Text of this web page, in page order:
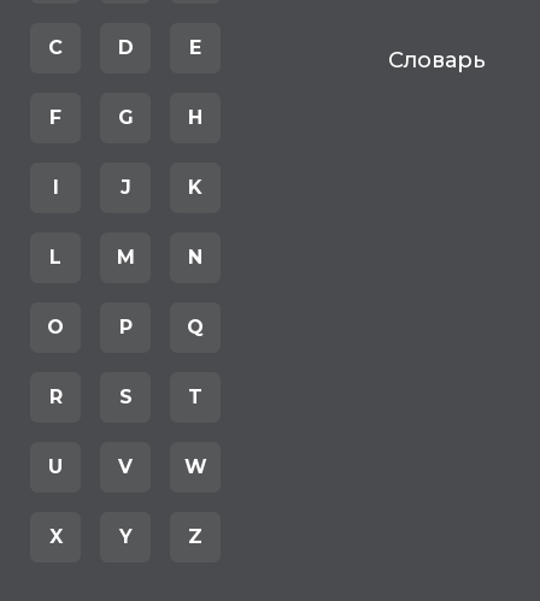
C D E
F G H
I J K
L M N
O P Q
R S T
U V W
X Y Z
Словарь